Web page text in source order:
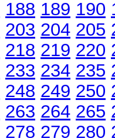
188 189 190
203 204 205
218 219 220
233 234 235
248 249 250
263 264 265
278 279 280